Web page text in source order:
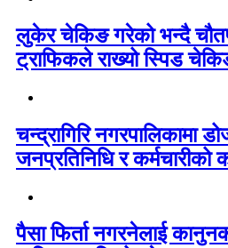
लुकेर चेकिङ गरेको भन्दै
ट्राफिकले राख्यो स्पिड
चन्द्रागिरि नगरपालिकामा
जनप्रतिनिधि र कर्मचारीको
पैसा फिर्ता नगरनेलाई